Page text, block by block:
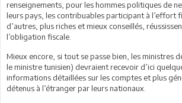
renseignements, pour les hommes politiques de
leurs pays, les contribuables participant à l’effort
d’autres, plus riches et mieux conseillés,
l’obligation fiscale.
Mieux encore, si tout se passe bien, les ministres
le ministre tunisien) devraient recevoir d’ici
informations détaillées sur les comptes et plus
détenus à l’étranger par leurs nationaux.